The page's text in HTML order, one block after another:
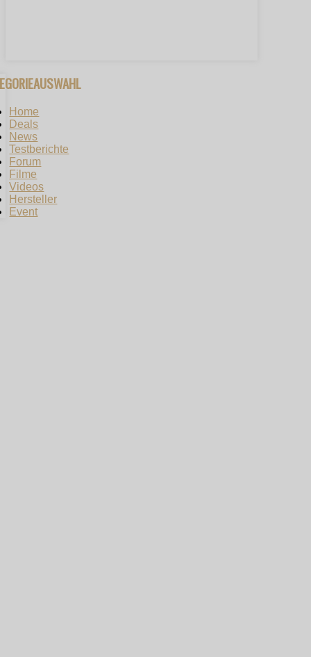
Home
Deals
News
Testberichte
Forum
Filme
Videos
Hersteller
Event